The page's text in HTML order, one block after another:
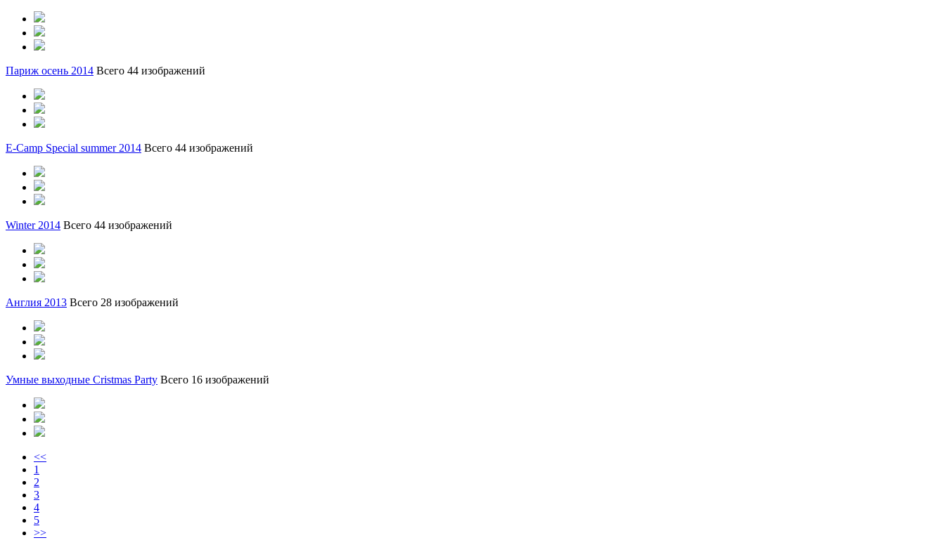
Париж осень 2014 Всего 44 изображений
E-Camp Special summer 2014 Всего 44 изображений
Winter 2014 Всего 44 изображений
Англия 2013 Всего 28 изображений
Умные выходные Cristmas Party Всего 16 изображений
<<
1
2
3
4
5
>>